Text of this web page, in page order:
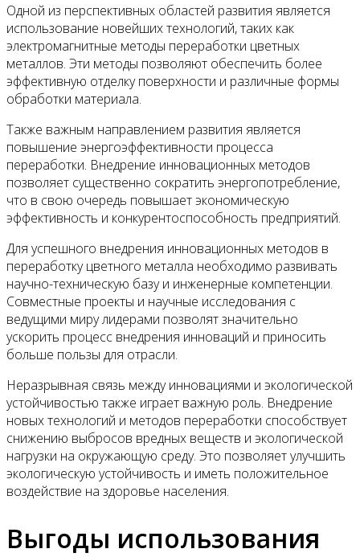
Одной из перспективных областей развития является
использование новейших технологий, таких как
электромагнитные методы переработки цветных
металлов. Эти методы позволяют обеспечить более
эффективную отделку поверхности и различные формы
обработки материала.
Также важным направлением развития является
повышение энергоэффективности процесса
переработки. Внедрение инновационных методов
позволяет существенно сократить энергопотребление,
что в свою очередь повышает экономическую
эффективность и конкурентоспособность предприятий.
Для успешного внедрения инновационных методов в
переработку цветного металла необходимо развивать
научно-техническую базу и инженерные компетенции.
Совместные проекты и научные исследования с
ведущими миру лидерами позволят значительно
ускорить процесс внедрения инноваций и приносить
больше пользы для отрасли.
Неразрывная связь между инновациями и экологической
устойчивостью также играет важную роль. Внедрение
новых технологий и методов переработки способствует
снижению выбросов вредных веществ и экологической
нагрузки на окружающую среду. Это позволяет улучшить
экологическую устойчивость и иметь положительное
воздействие на здоровье населения.
Выгоды использования